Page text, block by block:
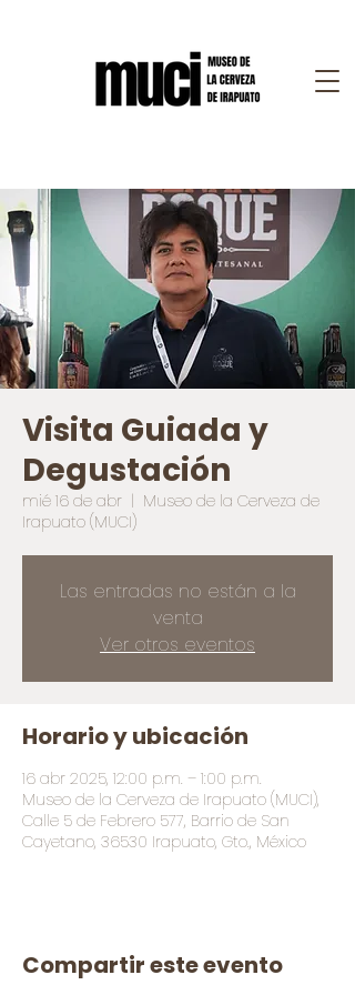
Visita Guiada y
Degustación
mié 16 de abr
  |
Museo de la Cerveza de
Irapuato (MUCI)
Las entradas no están a la
venta
Ver otros eventos
Horario y ubicación
16 abr 2025, 12:00 p.m. – 1:00 p.m.
Museo de la Cerveza de Irapuato (MUCI),
Calle 5 de Febrero 577, Barrio de San
Cayetano, 36530 Irapuato, Gto., México
Compartir este evento